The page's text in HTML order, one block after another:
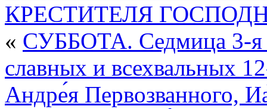
ПЕТРА
И
ПАВЛА
КРЕСТИТЕЛЯ
« СУББОТА. Седмица 3-я
славных и всехвальных
Андре́я Первозванного,